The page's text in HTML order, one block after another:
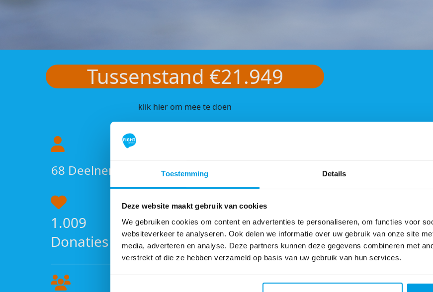
Toestemming Details
Deze website maakt gebruik van cookies
We gebruiken cookies om content en advertenties te personaliseren, om functies voor
websiteverkeer te analyseren. Ook delen we informatie over uw gebruik van onze site
media, adverteren en analyse. Deze partners kunnen deze gegevens combineren met
verstrekt of die ze hebben verzameld op basis van uw gebruik van hun services.
Tussenstand €21.949
klik hier om mee te doen
68 Deelnemers
1.009
Donaties